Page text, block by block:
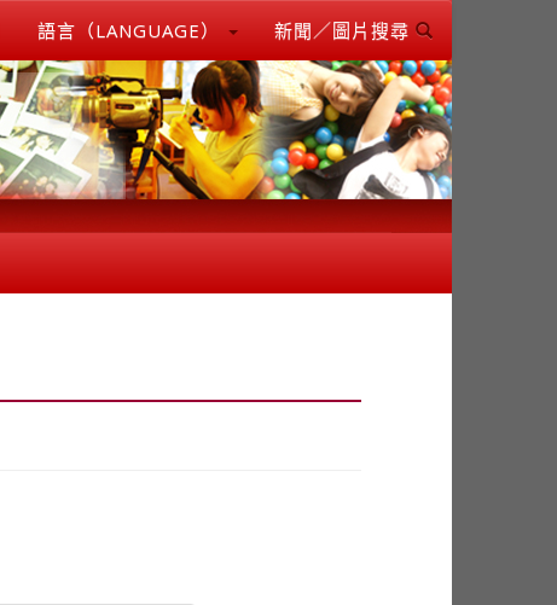
語言（LANGUAGE） 新聞／圖片搜尋